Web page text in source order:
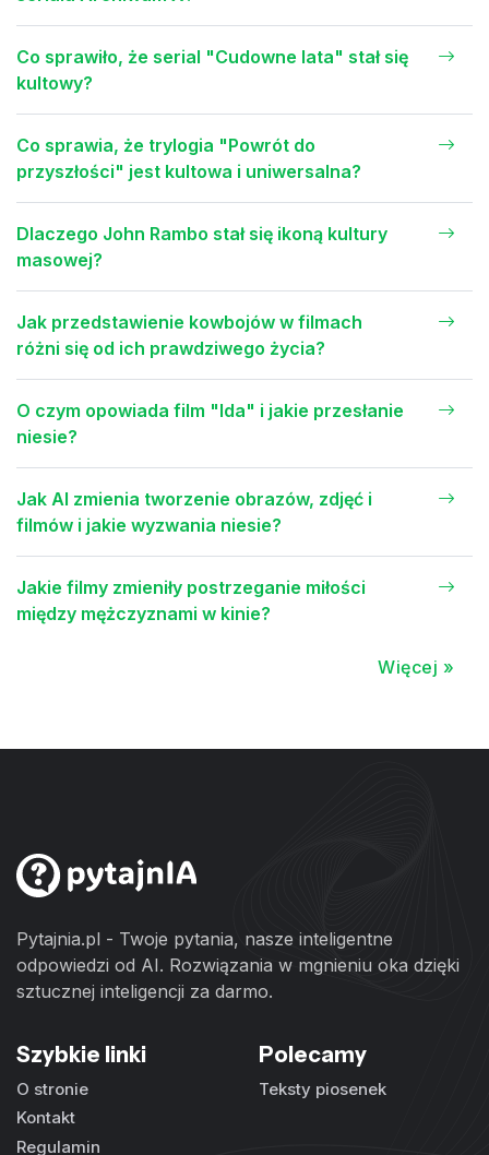
Co sprawiło, że serial "Cudowne lata" stał się
kultowy?
Co sprawia, że trylogia "Powrót do
przyszłości" jest kultowa i uniwersalna?
Dlaczego John Rambo stał się ikoną kultury
masowej?
Jak przedstawienie kowbojów w filmach
różni się od ich prawdziwego życia?
O czym opowiada film "Ida" i jakie przesłanie
niesie?
Jak AI zmienia tworzenie obrazów, zdjęć i
filmów i jakie wyzwania niesie?
Jakie filmy zmieniły postrzeganie miłości
między mężczyznami w kinie?
Więcej »
Pytajnia.pl - Twoje pytania, nasze inteligentne
odpowiedzi od AI. Rozwiązania w mgnieniu oka dzięki
sztucznej inteligencji za darmo.
Szybkie linki
O stronie
Kontakt
Regulamin
Polecamy
Teksty piosenek